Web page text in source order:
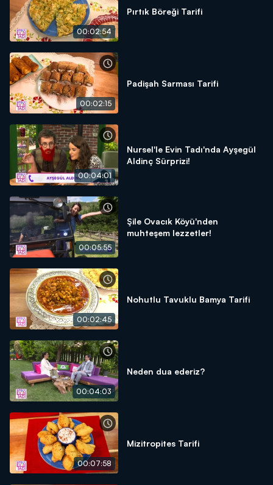
00:02:54
Pırtık Böreği Tarifi
00:02:15
Padişah Sarması Tarifi
00:04:01
Nursel'le Evin Tadı'nda Ayşegül
Aldinç Sürprizi!
00:05:55
Şile Ovacık Köyü'nden
muhteşem lezzetler!
00:02:45
Nohutlu Tavuklu Bamya Tarifi
00:04:03
Neden dua ederiz?
00:07:58
Mizitropites Tarifi